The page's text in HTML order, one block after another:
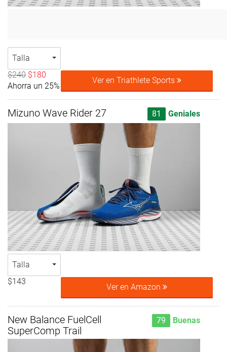
Talla
$240 $180
Ahorra un 25%
Ver en Triathlete Sports
Mizuno Wave Rider 27 81 Geniales
Talla
$143
Ver en Amazon
New Balance FuelCell
SuperComp Trail
79 Buenas